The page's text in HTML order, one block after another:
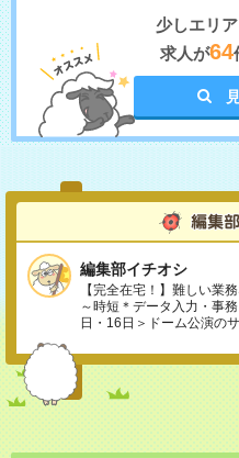
少しエリア
求人が64
編集部イチオシ
【完全在宅！】難しい業
～時短＊データ入力・事
日・16日＞ドーム公演の